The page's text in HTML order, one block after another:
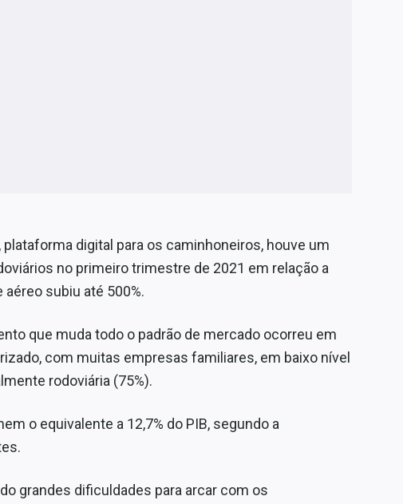
digital para os caminhoneiros, houve um
no primeiro trimestre de 2021 em relação a
subiu até 500%.
que muda todo o padrão de mercado ocorreu em
com muitas empresas familiares, em baixo nível
rodoviária (75%).
o equivalente a 12,7% do PIB, segundo a
grandes dificuldades para arcar com os